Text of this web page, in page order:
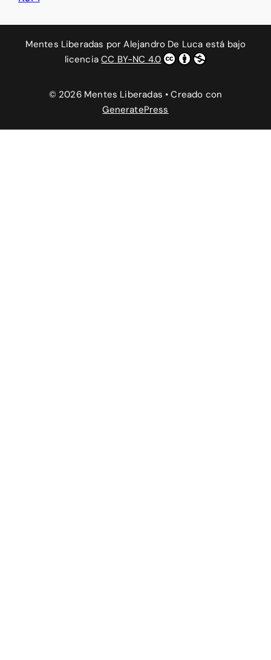
Mentes Liberadas porAlejandro De Luca está bajo
licenciaCC BY-NC 4.0
© 2026 Mentes Liberadas • Creado con
GeneratePress